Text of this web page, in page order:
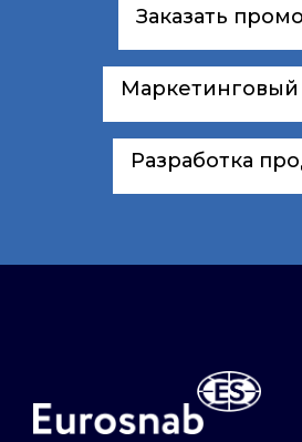
Заказать
Маркетинговый
Разработка